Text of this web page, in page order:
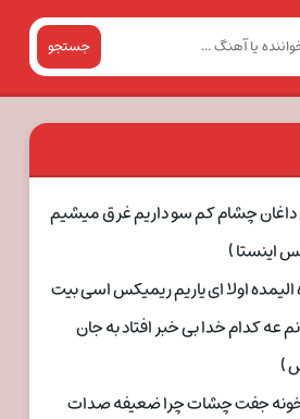
جستجو
داغان چشام کم سو داریم غرق میشیم
اینستا )
الیمده اولا ای یاریم ریمیکس اسی بیت
عه کدام خدا بی خبر افتاد به جان
)
خونه جفت چشات چرا ضعیفه صدات